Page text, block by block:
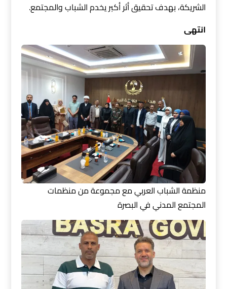
الشريكة، بهدف تحقيق أثر أكبر يخدم الشباب والمجتمع.
انتهى
منظمة الشباب العربي مع مجموعة من منظمات
المجتمع المدني في البصرة